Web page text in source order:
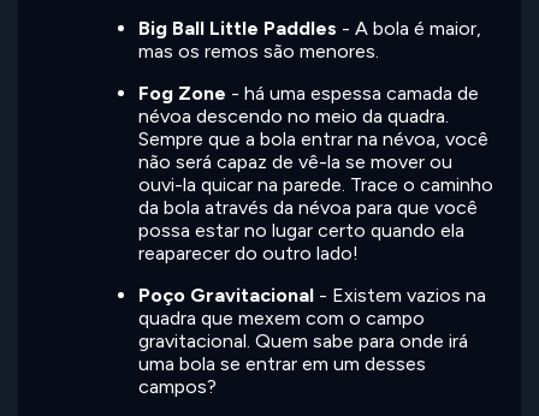
Big Ball Little Paddles - A bola é maior,
mas os remos são menores.
Fog Zone - há uma espessa camada de
névoa descendo no meio da quadra.
Sempre que a bola entrar na névoa, você
não será capaz de vê-la se mover ou
ouvi-la quicar na parede. Trace o caminho
da bola através da névoa para que você
possa estar no lugar certo quando ela
reaparecer do outro lado!
Poço Gravitacional - Existem vazios na
quadra que mexem com o campo
gravitacional. Quem sabe para onde irá
uma bola se entrar em um desses
campos?